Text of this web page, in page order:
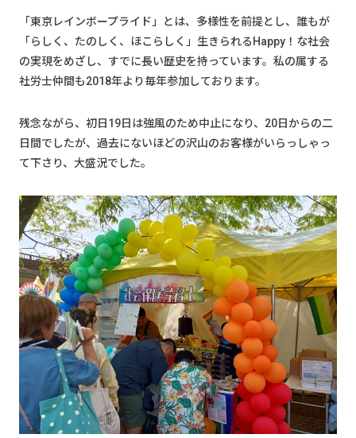
「東京レインボープライド」とは、多様性を前提とし、誰もが
「らしく、たのしく、ほこらしく」生きられるHappy！な社会
の実現をめざし、すでに長い歴史を持っています。私の属する
社労士仲間も2018年より毎年参加しております。
残念ながら、初日19日は強風のため中止になり、20日からの二
日間でしたが、過去にないほどの沢山のお客様がいらっしゃっ
て下さり、大盛況でした。